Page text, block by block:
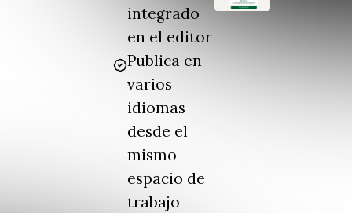
integrado
en el editor
Publica en
varios
idiomas
desde el
mismo
espacio de
trabajo